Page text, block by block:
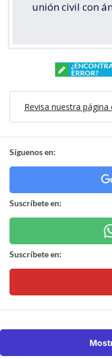
unión civil con
ERROR?
Revisa nuestra
Síguenos en:
Suscríbete en:
Suscríbete en: